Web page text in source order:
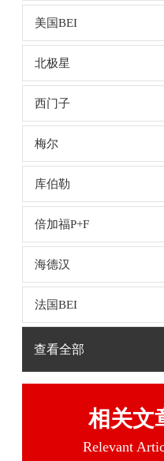
美国BEI
北极星
西门子
梅尔
库伯勒
倍加福P+F
海德汉
法国BEI
查看全部
相关文
Relevant